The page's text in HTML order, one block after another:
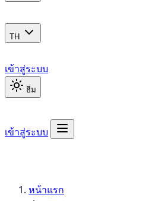
TH
เข้าสู่ระบบ
ธีม
เข้าสู่ระบบ
หน้าแรก